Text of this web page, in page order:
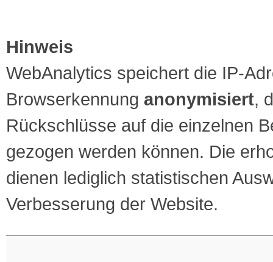
Hinweis
WebAnalytics speichert die IP-
Browserkennung anonymisiert,
Rückschlüsse auf die einzelnen
gezogen werden können. Die
dienen lediglich statistischen
Verbesserung der Website.